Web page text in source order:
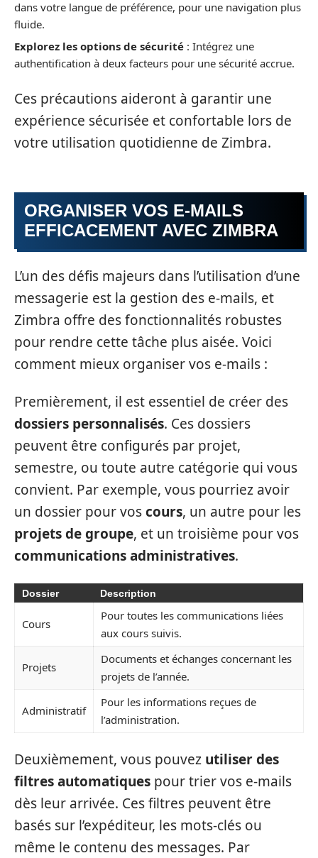
dans votre langue de préférence, pour une navigation plus
fluide.
Explorez les options de sécurité : Intégrez une
authentification à deux facteurs pour une sécurité accrue.
Ces précautions aideront à garantir une
expérience sécurisée et confortable lors de
votre utilisation quotidienne de Zimbra.
ORGANISER VOS E-MAILS
EFFICACEMENT AVEC ZIMBRA
L’un des défis majeurs dans l’utilisation d’une
messagerie est la gestion des e-mails, et
Zimbra offre des fonctionnalités robustes
pour rendre cette tâche plus aisée. Voici
comment mieux organiser vos e-mails :
Premièrement, il est essentiel de créer des
dossiers personnalisés. Ces dossiers
peuvent être configurés par projet,
semestre, ou toute autre catégorie qui vous
convient. Par exemple, vous pourriez avoir
un dossier pour voscours, un autre pour les
projets de groupe, et un troisième pour vos
communications administratives.
Dossier Description
Cours
Pour toutes les communications liées
aux cours suivis.
Projets
Documents et échanges concernant les
projets de l’année.
Administratif
Pour les informations reçues de
l’administration.
Deuxièmement, vous pouvez utiliser des
filtres automatiques pour trier vos e-mails
dès leur arrivée. Ces filtres peuvent être
basés sur l’expéditeur, les mots-clés ou
même le contenu des messages. Par